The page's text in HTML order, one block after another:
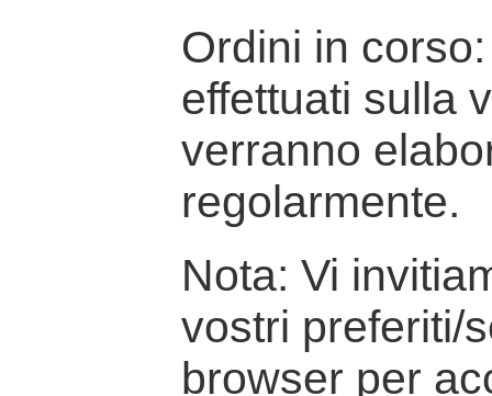
Ordini in
effettuati sulla
verranno
regolarmente.
Nota: Vi
vostri preferiti/
browser per